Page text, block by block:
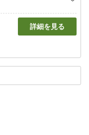
詳細を見る